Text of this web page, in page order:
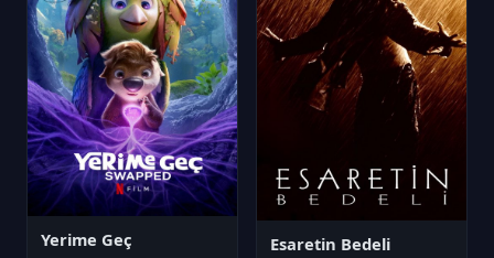
Yerime Geç Esaretin Bedeli